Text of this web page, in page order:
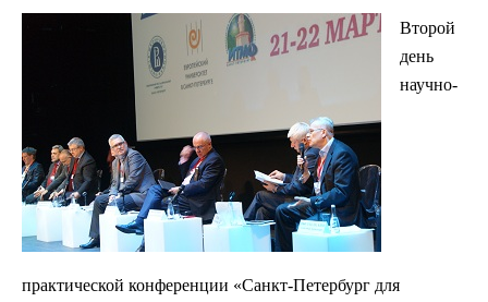
Второй
день
научно-
практической конференции «Санкт-Петербург для